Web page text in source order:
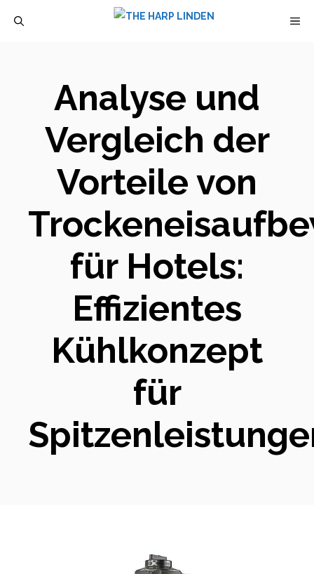
Analyse und
Vergleich der
Vorteile von
für Hotels:
Effizientes
Kühlkonzept
für